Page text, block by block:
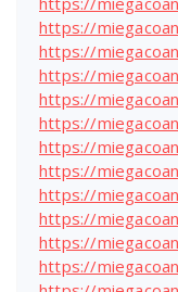
https://
https://
https://
https://
https://
https://
https://
https://
https://
https://
https://